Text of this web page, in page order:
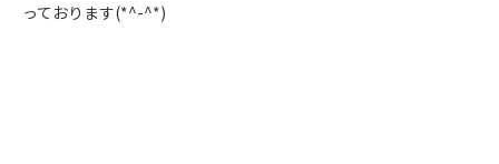
っております(*^-^*)